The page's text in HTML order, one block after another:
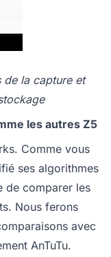
de la capture et
les autres Z5
Comme vous
ses algorithmes
de comparer les
Nous ferons
avec
AnTuTu.